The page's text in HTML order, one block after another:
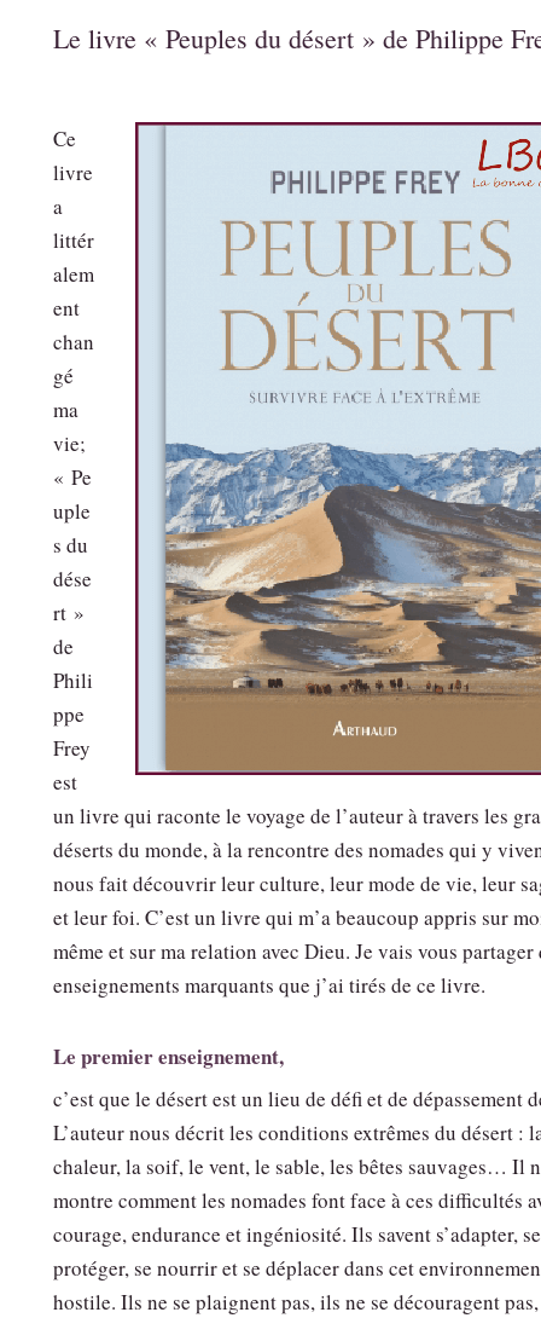
Le livre « Peuples du désert » de Philippe
Ce
livre
a
littér
alem
ent
chan
gé
ma
vie;
« Pe
uple
s du
dése
rt »
de
Phili
ppe
Frey
est
un livre qui raconte le voyage de l’auteur à travers les
déserts du monde, à la rencontre des nomades qui y
nous fait découvrir leur culture, leur mode de vie, leur
et leur foi. C’est un livre qui m’a beaucoup appris sur
même et sur ma relation avec Dieu. Je vais vous partager
enseignements marquants que j’ai tirés de ce livre.
Le premier enseignement,
c’est que le désert est un lieu de défi et de dépassement
L’auteur nous décrit les conditions extrêmes du désert :
chaleur, la soif, le vent, le sable, les bêtes sauvages… Il
montre comment les nomades font face à ces difficultés
courage, endurance et ingéniosité. Ils savent s’adapter, se
protéger, se nourrir et se déplacer dans cet
hostile. Ils ne se plaignent pas, ils ne se découragent